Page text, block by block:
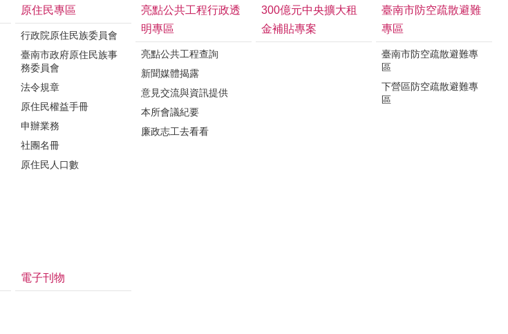
原住民專區
行政院原住民族委員會
臺南市政府原住民族事
務委員會
法令規章
原住民權益手冊
申辦業務
社團名冊
原住民人口數
亮點公共工程行政透
明專區
亮點公共工程查詢
新聞媒體揭露
意見交流與資訊提供
本所會議紀要
廉政志工去看看
300億元中央擴大租
金補貼專案
臺南市防空疏散避難
專區
臺南市防空疏散避難專
區
下營區防空疏散避難專
區
電子刊物